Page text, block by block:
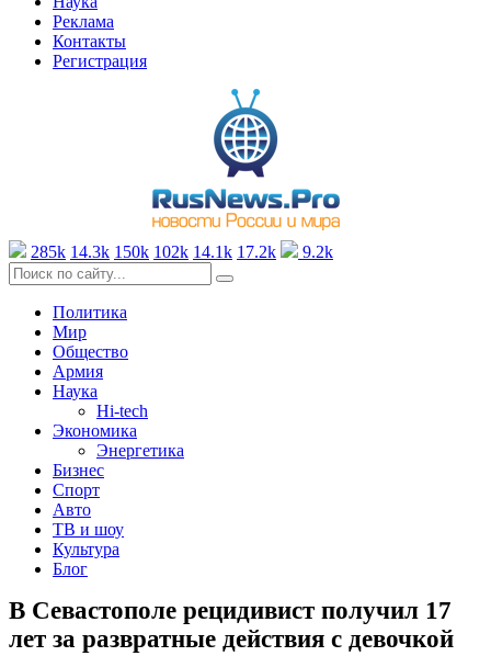
Реклама
Контакты
Регистрация
285k 14.3k 150k 102k 14.1k 17.2k 9.2k
Политика
Мир
Общество
Армия
Наука
Hi-tech
Экономика
Энергетика
Бизнес
Спорт
Авто
ТВ и шоу
Культура
Блог
В Севастополе рецидивист получил 17
лет за развратные действия с девочкой